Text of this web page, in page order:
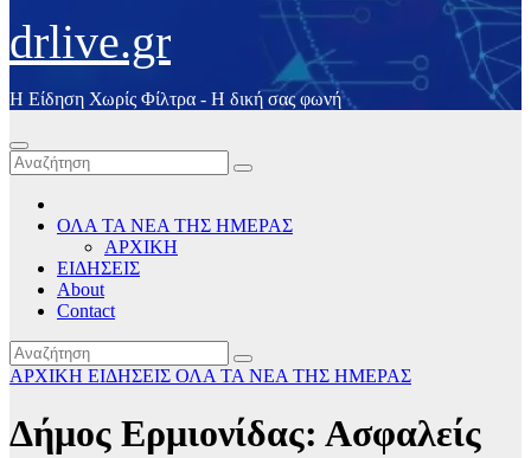
drlive.gr
Η Είδηση Χωρίς Φίλτρα - H δική σας φωνή
ΟΛΑ ΤΑ ΝΕΑ ΤΗΣ ΗΜΕΡΑΣ
ΑΡΧΙΚΗ
ΕΙΔΗΣΕΙΣ
About
Contact
ΑΡΧΙΚΗ ΕΙΔΗΣΕΙΣ ΟΛΑ ΤΑ ΝΕΑ ΤΗΣ ΗΜΕΡΑΣ
Δήμος Ερμιονίδας: Ασφαλείς